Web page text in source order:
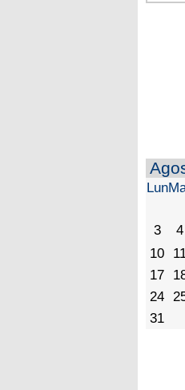
Lun
3
4
10
17
24
31